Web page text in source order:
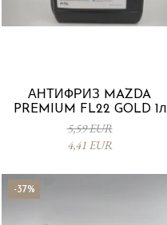
АНТИФРИЗ MAZDA
PREMIUM FL22 GOLD 1л
L247CL005 4X
5,59 EUR
4,41 EUR
-37%